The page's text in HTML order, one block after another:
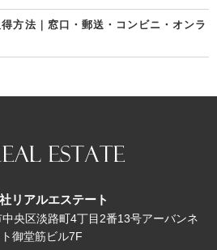
方法｜窓口・郵送・コンビニ・オンラ
リアルエステート
央区淡路町4丁目2番13号アーバンネ
ト御堂筋ビル7F